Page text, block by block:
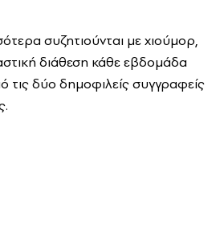
συζητιούνται με χιούμορ,
διάθεση κάθε εβδομάδα
δύο δημοφιλείς συγγραφείς